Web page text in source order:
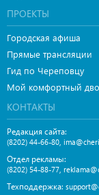
ПРОЕКТЫ
Городская афиша
Прямые трансляции
Гид по Череповцу
Мой комфортный
КОНТАКТЫ
Редакция сайта:
(8202) 44-66-80,
Отдел рекламы:
(8202) 54-88-77,
Техподдержка: